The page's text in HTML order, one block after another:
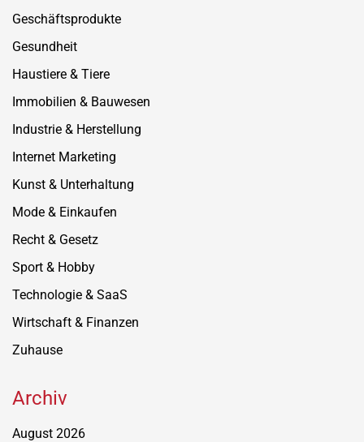
Geschäftsprodukte
Gesundheit
Haustiere & Tiere
Immobilien & Bauwesen
Industrie & Herstellung
Internet Marketing
Kunst & Unterhaltung
Mode & Einkaufen
Recht & Gesetz
Sport & Hobby
Technologie & SaaS
Wirtschaft & Finanzen
Zuhause
Archiv
August 2026